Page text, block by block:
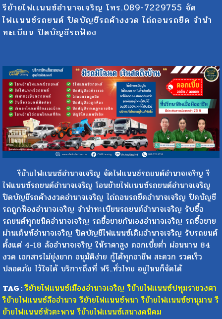
รีย้ายไฟเเนนซ์อำนาจเจริญ โทร.089-7229755 จัด
ไฟเเนนซ์รถยนต์ ปิดบัญชีรถค้างงวด ไถ่ถอนรถยึด จำนำ
ทะเบียน ปิดบัญชีรถฟ้อง
รีย้ายไฟเเนนซ์อำนาจเจริญ จัดไฟเเนนซ์รถยนต์อำนาจเจริญ รี
ไฟแนนซ์รถยนต์อำนาจเจริญ โอนย้ายไฟเเนนซ์รถยนต์อำนาจเจริญ
ปิดบัญชีรถค้างงวดอำนาจเจริญ ไถ่ถอนรถยึดอำนาจเจริญ ปิดบัญชี
รถถูกฟ้องอำนาจเจริญ จำนำทะเบียนรถยนต์อำนาจเจริญ รับซื้อ
รถยนต์ทุกชนิดอำนาจเจริญ รถชื้อขายกันเองอำนาจเจริญ รถซื้อขาย
ผ่านเต็นท์อำนาจเจริญ ปิดบัญชีไฟแนนซ์เดิมอำนาจเจริญ รับรถยนต์
ตั้งแต่ 4-18 ล้ออำนาจเจริญ ให้ราคาสูง ดอกเบี้ยต่ำ ผ่อนนาน 84
งวด เอกสารไม่ยุ่งยาก อนุมัติง่าย กู้ได้ทุกอาชีพ สะดวก รวดเร็ว
ปลอดภัย ไว้ใจได้ บริการถึงที่ ฟรี..ทั่วไทย อยู่ไหนก็จัดได้
TAG :รีย้ายไฟเเนนซ์เมืองอำนาจเจริญ รีย้ายไฟเเนนซ์ปทุมราชวงศา
รีย้ายไฟเเนนซ์ลืออำนาจ รีย้ายไฟเเนนซ์พนา รีย้ายไฟเเนนซ์ชานุมาน รี
ย้ายไฟเเนนซ์หัวตะพาน รีย้ายไฟเเนนซ์เสนางคนิคม